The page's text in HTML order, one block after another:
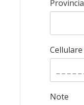
Provincia
Cellulare
Note